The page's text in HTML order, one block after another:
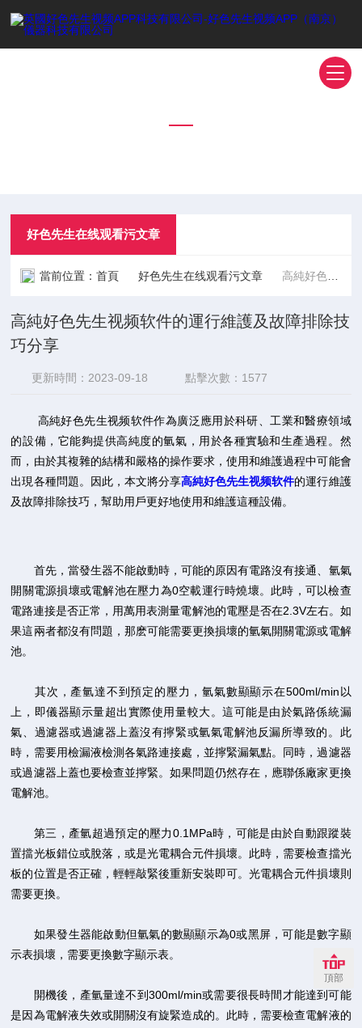
好色先生在线观看污文章
當前位置：首頁 好色先生在线观看污文章 高純好色先生视频软件的運行維護及故障排除技巧分享
高純好色先生视频软件的運行維護及故障排除技
巧分享
更新時間：2023-09-18 點擊次數：1577
高純好色先生视频软件作為廣泛應用於科研、工業和醫療領域
的設備，它能夠提供高純度的氫氣，用於各種實驗和生產過程。然
而，由於其複雜的結構和嚴格的操作要求，使用和維護過程中可能會
出現各種問題。因此，本文將分享高純好色先生视频软件的運行維護
及故障排除技巧，幫助用戶更好地使用和維護這種設備。
首先，當發生器不能啟動時，可能的原因有電路沒有接通、氫氣
開關電源損壞或電解池在壓力為0空載運行時燒壞。此時，可以檢查
電路連接是否正常，用萬用表測量電解池的電壓是否在2.3V左右。如
果這兩者都沒有問題，那麽可能需要更換損壞的氫氣開關電源或電解
池。
其次，產氫達不到預定的壓力，氫氣數顯顯示在500ml/min以
上，即儀器顯示量超出實際使用量較大。這可能是由於氣路係統漏
氣、過濾器或過濾器上蓋沒有擰緊或氫氣電解池反漏所導致的。此
時，需要用檢漏液檢測各氣路連接處，並擰緊漏氣點。同時，過濾器
或過濾器上蓋也要檢查並擰緊。如果問題仍然存在，應聯係廠家更換
電解池。
第三，產氫超過預定的壓力0.1MPa時，可能是由於自動跟蹤裝
置擋光板錯位或脫落，或是光電耦合元件損壞。此時，需要檢查擋光
板的位置是否正確，輕輕敲緊後重新安裝即可。光電耦合元件損壞則
需要更換。
如果發生器能啟動但氫氣的數顯顯示為0或黑屏，可能是數字顯
示表損壞，需要更換數字顯示表。
開機後，產氫量達不到300ml/min或需要很長時間才能達到可能
是因為電解液失效或開關沒有旋緊造成的。此時，需要檢查電解液的
頂部